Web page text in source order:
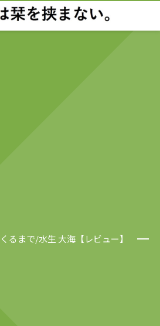
るまで/水生 大海【レビュー】